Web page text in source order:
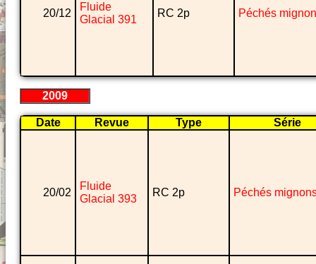
20/12
Fluide
Glacial 391
RC 2p Péchés
2009
Date Revue Type Série
20/02
Fluide
Glacial 393
RC 2p Péchés